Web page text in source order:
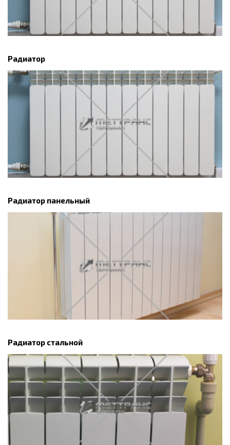
Радиатор
Радиатор панельный
Радиатор стальной